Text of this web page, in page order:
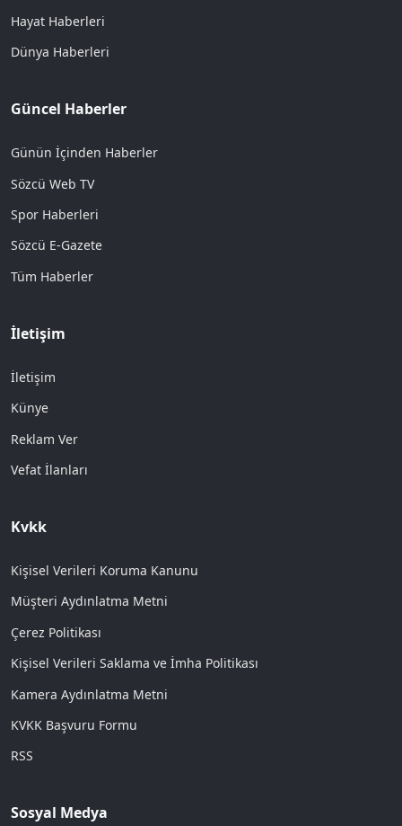
Hayat Haberleri
Dünya Haberleri
Güncel Haberler
Günün İçinden Haberler
Sözcü Web TV
Spor Haberleri
Sözcü E-Gazete
Tüm Haberler
İletişim
İletişim
Künye
Reklam Ver
Vefat İlanları
Kvkk
Kişisel Verileri Koruma Kanunu
Müşteri Aydınlatma Metni
Çerez Politikası
Kişisel Verileri Saklama ve İmha Politikası
Kamera Aydınlatma Metni
KVKK Başvuru Formu
RSS
Sosyal Medya